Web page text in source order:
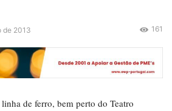
de 2013 161
de ferro, bem perto do Teatro